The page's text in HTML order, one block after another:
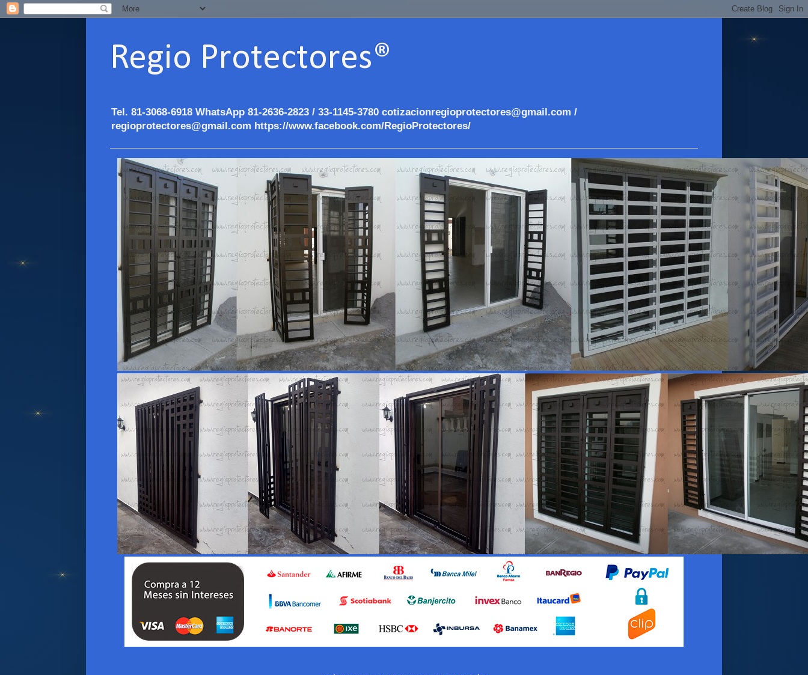
Regio Protectores®
Tel. 81-3068-6918 WhatsApp 81-2636-2823 / 33-1145-3780 cotizacionregioprotectores@gmail.com /
regioprotectores@gmail.com https://www.facebook.com/RegioProtectores/